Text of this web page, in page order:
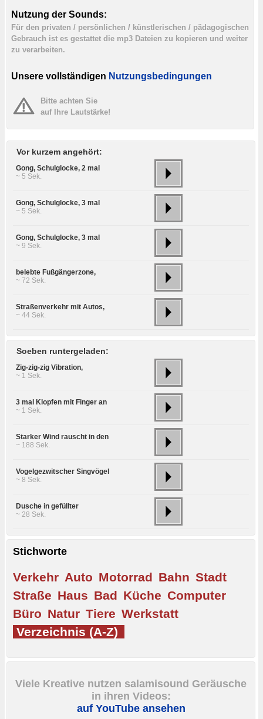
Nutzung der Sounds:
Für den privaten / persönlichen / künstlerischen / pädagogischen
Gebrauch ist es gestattet die mp3 Dateien zu kopieren und weiter
zu verarbeiten.
Unsere vollständigen Nutzungsbedingungen
Bitte achten Sie
auf Ihre Lautstärke!
Vor kurzem angehört:
Gong, Schulglocke, 2 mal
~ 5 Sek.
Gong, Schulglocke, 3 mal
~ 5 Sek.
Gong, Schulglocke, 3 mal
~ 9 Sek.
belebte Fußgängerzone,
~ 72 Sek.
Straßenverkehr mit Autos,
~ 44 Sek.
Soeben runtergeladen:
Zig-zig-zig Vibration,
~ 1 Sek.
3 mal Klopfen mit Finger an
~ 1 Sek.
Starker Wind rauscht in den
~ 188 Sek.
Vogelgezwitscher Singvögel
~ 8 Sek.
Dusche in gefüllter
~ 28 Sek.
Stichworte
Verkehr Auto Motorrad Bahn Stadt
Straße Haus Bad Küche Computer
Büro Natur Tiere Werkstatt
Verzeichnis (A-Z)
Viele Kreative nutzen salamisound Geräusche
in ihren Videos:
auf YouTube ansehen